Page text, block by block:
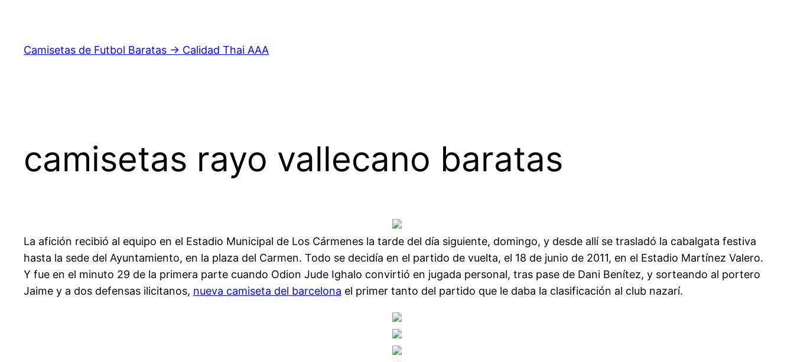
contenido
Camisetas de Futbol Baratas → Calidad Thai AAA
camisetas rayo vallecano baratas
La afición recibió al equipo en el Estadio Municipal de Los Cármenes la tarde del día siguiente, domingo, y desde allí se trasladó la cabalgata festiva
hasta la sede del Ayuntamiento, en la plaza del Carmen. Todo se decidía en el partido de vuelta, el 18 de junio de 2011, en el Estadio Martínez Valero.
Y fue en el minuto 29 de la primera parte cuando Odion Jude Ighalo convirtió en jugada personal, tras pase de Dani Benítez, y sorteando al portero
Jaime y a dos defensas ilicitanos, nueva camiseta del barcelona el primer tanto del partido que le daba la clasificación al club nazarí.